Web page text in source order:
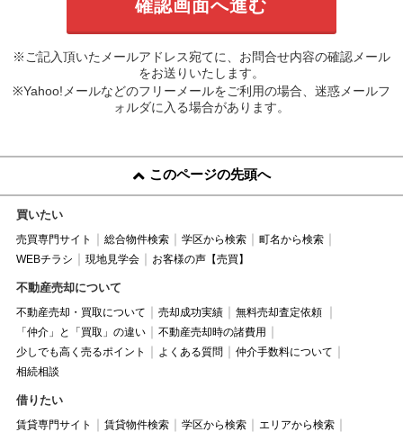
※ご記入頂いたメールアドレス宛てに、お問合せ内容の確認メール
をお送りいたします。
※Yahoo!メールなどのフリーメールをご利用の場合、迷惑メールフ
ォルダに入る場合があります。
このページの先頭へ
買いたい
売買専門サイト 総合物件検索 学区から検索
町名から検索
WEBチラシ
現地見学会 お客様の声【売買】
不動産売却について
不動産売却・買取について 売却成功実績
無料売却査定依頼
「仲介」と「買取」の違い
不動産売却時の諸費用
少しでも高く売るポイント
よくある質問
仲介手数料について
相続相談
借りたい
賃貸専門サイト 賃貸物件検索 学区から検索
エリアから検索